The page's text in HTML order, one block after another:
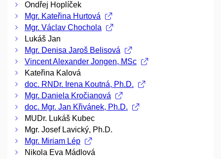
Ondřej Hoplíček
Mgr. Kateřina Hurtová
Mgr. Václav Chochola
Lukáš Jan
Mgr. Denisa Jaroš Belisová
Vincent Alexander Jongen, MSc
Kateřina Kalová
doc. RNDr. Irena Koutná, Ph.D.
Mgr. Daniela Kročianová
doc. Mgr. Jan Křivánek, Ph.D.
MUDr. Lukáš Kubec
Mgr. Josef Lavický, Ph.D.
Mgr. Miriam Lép
Nikola Eva Mádlová